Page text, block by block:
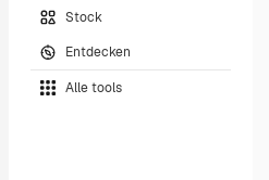
Stock
Entdecken
Alle tools